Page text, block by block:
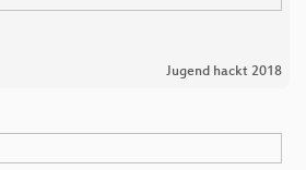
Jugend hackt 2018